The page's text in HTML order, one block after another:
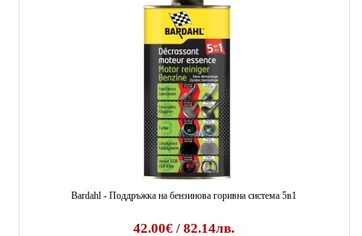
Bardahl - Поддръжка на бензинова горивна система 5в1
42.00€ / 82.14лв.